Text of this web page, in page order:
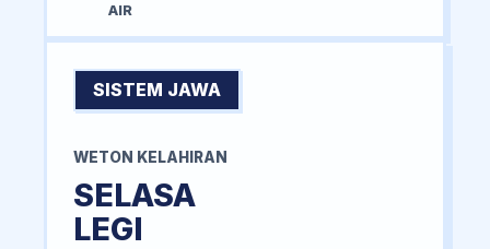
AIR
SISTEM JAWA
WETON KELAHIRAN
SELASA
LEGI